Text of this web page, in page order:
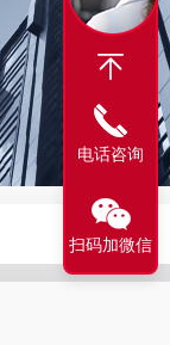
折弯机 TEB-
电话咨询
扫码加微信